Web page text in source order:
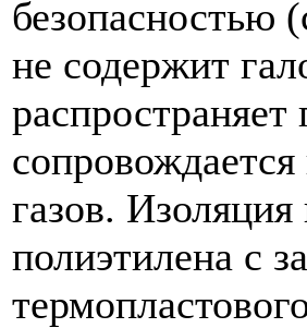
безопасностью
не содержит
распространяет
газов. Изоляция
полиэтилена с